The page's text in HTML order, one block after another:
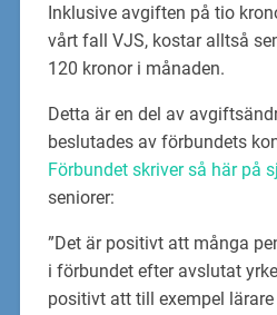
Inklusive avgiften på tio
vårt fall VJS, kostar alltså
120 kronor i månaden.
Detta är en del av
beslutades av förbundets
Förbundet skriver så här på
seniorer:
”Det är positivt att många
i förbundet efter avslutat
positivt att till exempel